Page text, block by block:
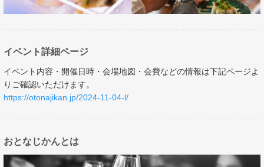
イベント詳細ページ
イベント内容・開催日時・会場地図・会費などの情報は下記ページよ
りご確認いただけます。
https://otonajikan.jp/2024-11-04-l/
おとなじかんとは